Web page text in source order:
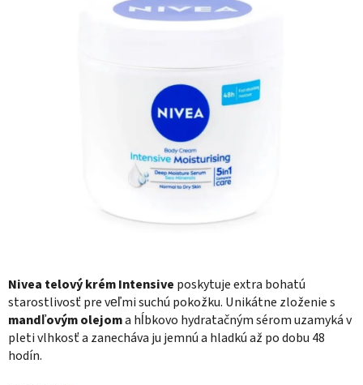
Nivea telový krém Intensive poskytuje extra bohatú
starostlivosť pre veľmi suchú pokožku. Unikátne zloženie s
mandľovým olejoma hĺbkovo hydratačným sérom uzamyká v
pleti vlhkosť a zanecháva ju jemnú a hladkú až po dobu 48
hodín.